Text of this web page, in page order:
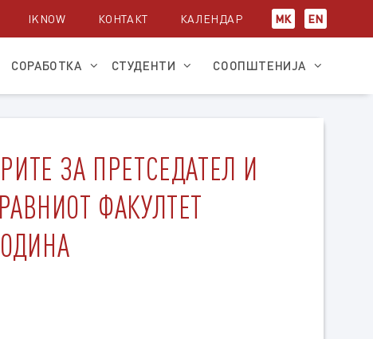
IKNOW КОНТАКТ КАЛЕНДАР МК EN
СОРАБОТКА СТУДЕНТИ СООПШТЕНИЈА
ЗА ПРЕТСЕДАТЕЛ И
ФАКУЛТЕТ